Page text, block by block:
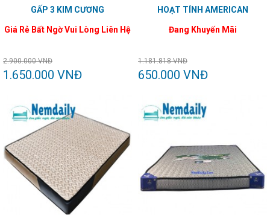
GẤP 3 KIM CƯƠNG
Giá Rẻ Bất Ngờ Vui Lòng Liên Hệ
2.900.000 VNĐ
1.650.000 VNĐ
HOẠT TÍNH AMERICAN
Đang Khuyến Mãi
1.181.818 VNĐ
650.000 VNĐ